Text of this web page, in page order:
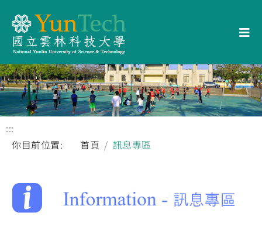
:::
你目前位置:
首頁 訊息專區